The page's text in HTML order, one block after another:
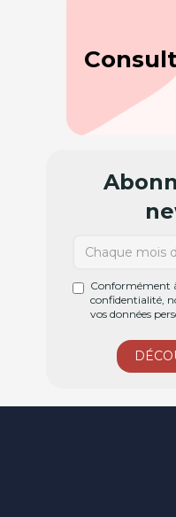
Conformément
confidentialité,
vos données